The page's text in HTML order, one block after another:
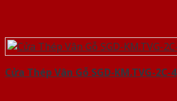
Cửa Thép Vân Gỗ SGD-KM.TVG-2C-4